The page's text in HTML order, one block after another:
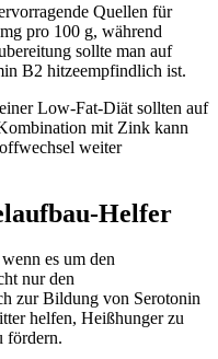
Quellen für
pro 100 g, während
sollte man auf
B2 hitzeempfindlich ist.
Low-Fat-Diät sollten auf
mit Zink kann
weiter
Helfer
es um den
nur den
zur Bildung von Serotonin
helfen, Heißhunger zu
fördern.